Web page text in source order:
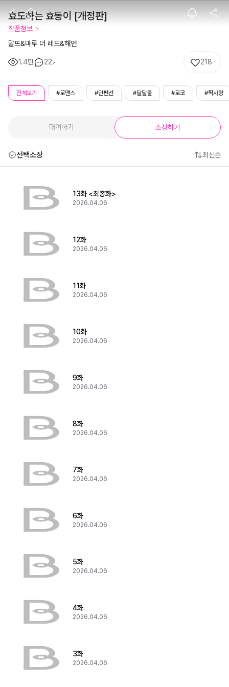
효도하는 효동이
효도하는 효동이 [개정판]
작품정보
달뜨&마루 더 레드&해언
1.4만 22 218
전체보기 #로맨스 #단편선 #달달물 #로코 #짝사랑
대여하기 소장하기
선택소장 최신순
13화 <최종화>
2026.04.06
12화
2026.04.06
11화
2026.04.06
10화
2026.04.06
9화
2026.04.06
8화
2026.04.06
7화
2026.04.06
6화
2026.04.06
5화
2026.04.06
4화
2026.04.06
3화
2026.04.06